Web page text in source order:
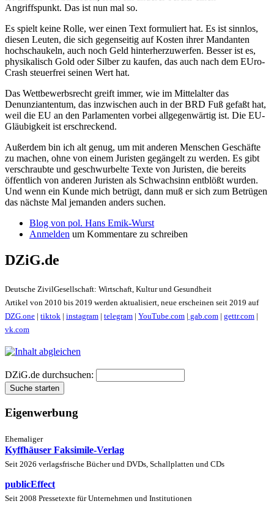
Angriffspunkt. Das ist nun mal so.
Es spielt keine Rolle, wer einen Text formuliert hat. Es ist sinnlos,
diesen Leuten, die sich gegenseitig auf Kosten ihrer Mandanten
hochschaukeln, auch noch Geld hinterherzuwerfen. Besser ist es,
physikalisch Gold oder Silber zu kaufen, das auch nach dem EUro-
Crash steuerfrei seinen Wert hat.
Das Wettbewerbsrecht greift immer, wie im Mittelalter das
Denunziantentum, das inzwischen auch in der BRD Fuß gefaßt hat,
weil die EU an den Parlamenten vorbei allgegenwärtig ist. Die EU-
Gläubigkeit ist erschreckend.
Außerdem bin ich alt genug, um mit anderen Menschen Geschäfte
zu machen, ohne von einem Juristen gegängelt zu werden. Es gibt
verschraubte und geschwurbelte Texte von Juristen, die bereits
öffentlich von anderen Juristen als Schwachsinn entblößt wurden.
Und wenn ein Kunde mich betrügt, dann muß er sich zum Betrügen
das nächste Mal jemanden anders suchen.
Blog von pol. Hans Emik-Wurst
Anmelden um Kommentare zu schreiben
DZiG.de
Deutsche ZivilGesellschaft: Wirtschaft, Kultur und Gesundheit
Artikel von 2010 bis 2019 werden aktualisiert, neue erscheinen seit 2019 auf
DZG.one | tiktok | instagram | telegram | YouTube.com | gab.com | gettr.com |
vk.com
DZiG.de durchsuchen:
Eigenwerbung
Ehemaliger
Kyffhäuser Faksimile-Verlag
Seit 2026 verlagsfrische Bücher und DVDs, Schallplatten und CDs
publicEffect
Seit 2008 Pressetexte für Unternehmen und Institutionen